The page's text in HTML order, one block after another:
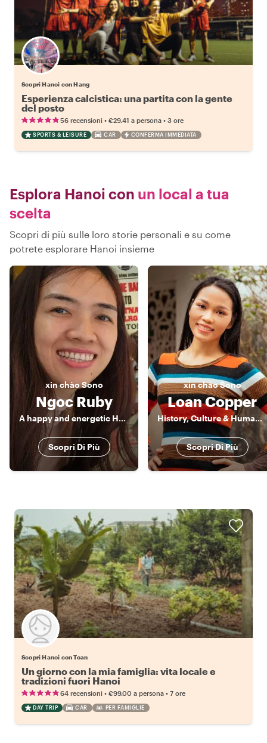
Scopri Hanoi con Hang
Esperienza calcistica: una partita con la gente
del posto
56 recensioni • €29.41 a persona • 3 ore
SPORTS & LEISURE CAR CONFERMA IMMEDIATA
Esplora Hanoi con un local a tua
scelta
Scopri di più sulle loro storie personali e su come
potrete esplorare Hanoi insieme
xin chàoSono
Ngoc Ruby
A happy and energetic Hanoian
Scopri Di Più
xin chàoSono
Loan Copper
History, Culture & Human Stories of Vietnam
Scopri Di Più
Scopri Hanoi con Toan
Un giorno con la mia famiglia: vita locale e
tradizioni fuori Hanoi
64 recensioni • €99.00 a persona • 7 ore
DAY TRIP CAR PER FAMIGLIE